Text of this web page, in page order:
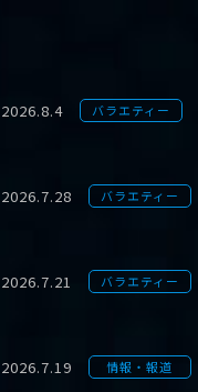
2026.8.4 バラエティー
2026.7.28 バラエティー
2026.7.21 バラエティー
2026.7.19 情報・報道